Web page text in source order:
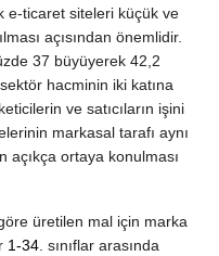
e-ticaret siteleri küçük ve
açısından önemlidir.
37 büyüyerek 42,2
sektör hacminin iki katına
ve satıcıların işini
markasal tarafı aynı
açıkça ortaya konulması
üretilen mal için marka
1-34. sınıflar arasında